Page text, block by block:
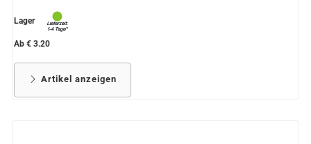
Lager
Ab € 3.20
Artikel anzeigen